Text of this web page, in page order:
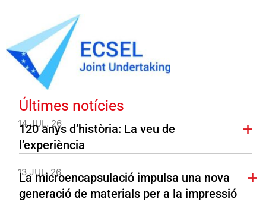
Últimes notícies
14 JUL. 26
120 anys d’història: La veu de
l’experiència
13 JUL. 26
La microencapsulació impulsa una nova
generació de materials per a la impressió